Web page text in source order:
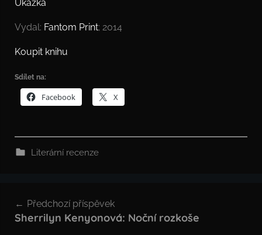
Ukázka
Vydal: Fantom Print; 2014
Koupit knihu
Sdílet na:
Facebook X
Literární recenze
pro
Předchozí příspěvek
Sherrilyn Kenyonová: Noční rozkoše